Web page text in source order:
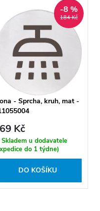
184 Kč
-8 %
- Sprcha, kruh, mat -
Kč
Skladem u dodavatele
do 1 týdne)
DO KOŠÍKU